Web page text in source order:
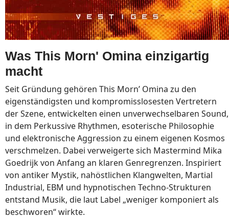
Was This Morn' Omina einzigartig
macht
Seit Gründung gehören This Morn’ Omina zu den
eigenständigsten und kompromisslosesten Vertretern
der Szene, entwickelten einen unverwechselbaren Sound,
in dem Perkussive Rhythmen, esoterische Philosophie
und elektronische Aggression zu einem eigenen Kosmos
verschmelzen. Dabei verweigerte sich Mastermind Mika
Goedrijk von Anfang an klaren Genregrenzen. Inspiriert
von antiker Mystik, nahöstlichen Klangwelten, Martial
Industrial, EBM und hypnotischen Techno-Strukturen
entstand Musik, die laut Label „weniger komponiert als
beschworen“ wirkte.